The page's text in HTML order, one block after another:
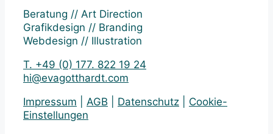
Beratung // Art Direction
Grafikdesign // Branding
Webdesign // Illustration
T. +49 (0) 177. 822 19 24
hi@evagotthardt.com
Impressum
AGB Datenschutz
Cookie-
Einstellungen